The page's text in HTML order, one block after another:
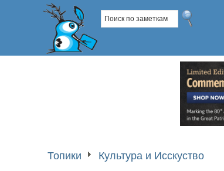
Топики Культура и Исскуство